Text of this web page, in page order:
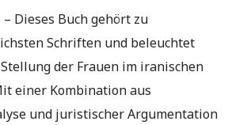
– Dieses Buch gehört zu
Schriften und beleuchtet
der Frauen im iranischen
einer Kombination aus
und juristischer Argumentation